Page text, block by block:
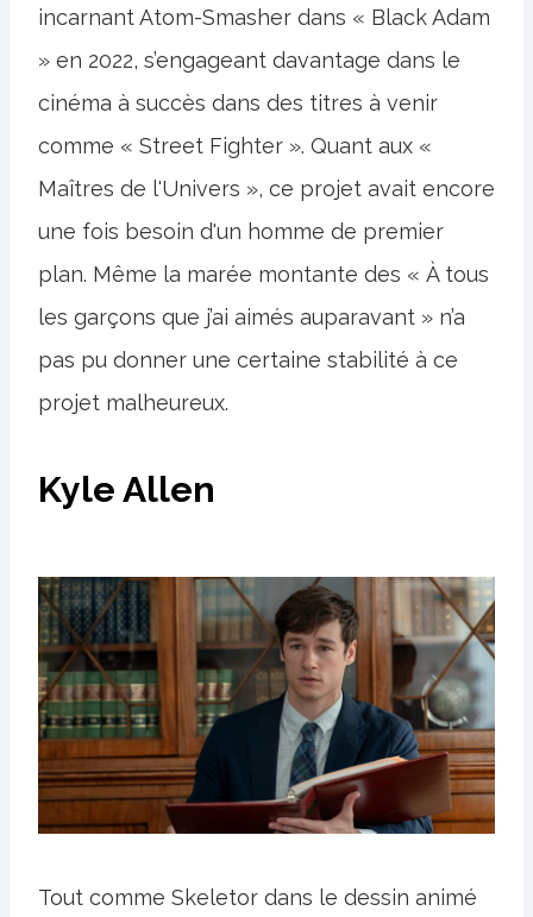
incarnant Atom-Smasher dans « Black Adam
» en 2022, s’engageant davantage dans le
cinéma à succès dans des titres à venir
comme « Street Fighter ». Quant aux «
Maîtres de l'Univers », ce projet avait encore
une fois besoin d'un homme de premier
plan. Même la marée montante des « À tous
les garçons que j’ai aimés auparavant » n’a
pas pu donner une certaine stabilité à ce
projet malheureux.
Kyle Allen
Tout comme Skeletor dans le dessin animé